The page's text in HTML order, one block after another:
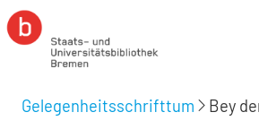
Gelegenheitsschrifttum